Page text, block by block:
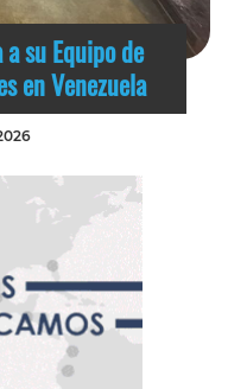
su Equipo de
en Venezuela